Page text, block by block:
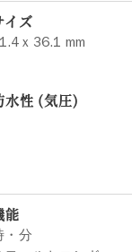
イズ
x 36.1 mm
水性 (気圧)
能
・分